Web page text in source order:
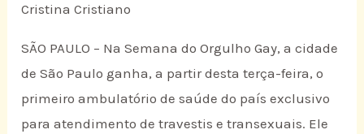
Cristina Cristiano
SÃO PAULO – Na Semana do Orgulho Gay, a cidade
de São Paulo ganha, a partir desta terça-feira, o
primeiro ambulatório de saúde do país exclusivo
para atendimento de travestis e transexuais. Ele